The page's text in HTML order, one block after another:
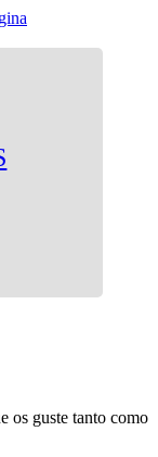
os guste tanto como